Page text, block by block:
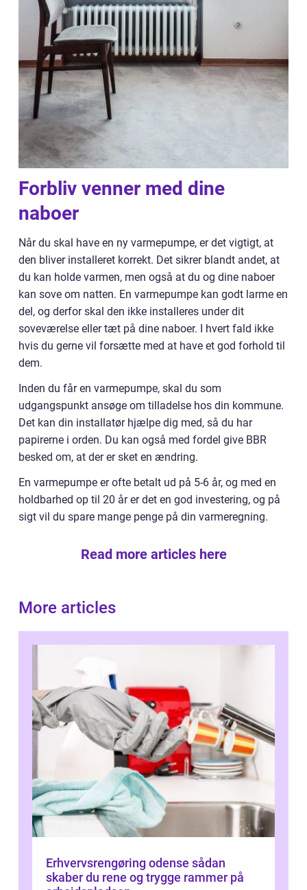
Forbliv venner med dine
naboer
Når du skal have en ny varmepumpe, er det vigtigt, at
den bliver installeret korrekt. Det sikrer blandt andet, at
du kan holde varmen, men også at du og dine naboer
kan sove om natten. En varmepumpe kan godt larme en
del, og derfor skal den ikke installeres under dit
soveværelse eller tæt på dine naboer. I hvert fald ikke
hvis du gerne vil forsætte med at have et god forhold til
dem.
Inden du får en varmepumpe, skal du som
udgangspunkt ansøge om tilladelse hos din kommune.
Det kan din installatør hjælpe dig med, så du har
papirerne i orden. Du kan også med fordel give BBR
besked om, at der er sket en ændring.
En varmepumpe er ofte betalt ud på 5-6 år, og med en
holdbarhed op til 20 år er det en god investering, og på
sigt vil du spare mange penge på din varmeregning.
Read more articles here
More articles
Erhvervsrengøring odense sådan
skaber du rene og trygge rammer på